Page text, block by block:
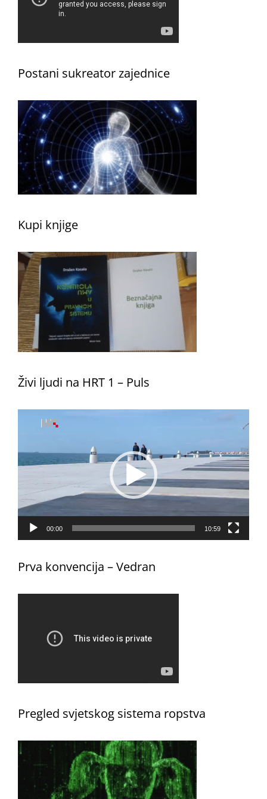
Postani sukreator zajednice
Kupi knjige
Živi ljudi na HRT 1 – Puls
Reproduktor
videozapisa
00:00 10:59
Prva konvencija – Vedran
Pregled svjetskog sistema ropstva